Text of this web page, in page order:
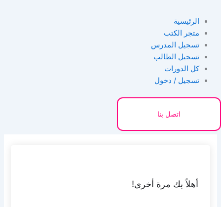
الرئيسية
متجر الكتب
تسجيل المدرس
تسجيل الطالب
كل الدورات
تسجيل / دخول
اتصل بنا
أهلاً بك مرة أخرى!